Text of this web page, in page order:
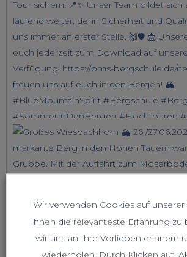
Wir verwenden Cookies auf
Ihnen die relevanteste Erfahrung zu
wir uns an Ihre Vorlieben erinnern
wiederholen. Durch Klicken auf